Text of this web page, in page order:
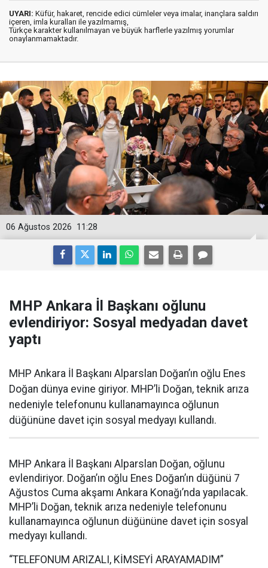
UYARI: Küfür, hakaret, rencide edici cümleler veya imalar, inançlara saldırı
içeren, imla kuralları ile yazılmamış,
Türkçe karakter kullanılmayan ve büyük harflerle yazılmış yorumlar
onaylanmamaktadır.
11:28
06 Ağustos 2026
MHP Ankara İl Başkanı oğlunu
evlendiriyor: Sosyal medyadan davet
yaptı
MHP Ankara İl Başkanı Alparslan Doğan’ın oğlu Enes
Doğan dünya evine giriyor. MHP’li Doğan, teknik arıza
nedeniyle telefonunu kullanamayınca oğlunun
düğününe davet için sosyal medyayı kullandı.
MHP Ankara İl Başkanı Alparslan Doğan, oğlunu
evlendiriyor. Doğan’ın oğlu Enes Doğan’ın düğünü 7
Ağustos Cuma akşamı Ankara Konağı’nda yapılacak.
MHP’li Doğan, teknik arıza nedeniyle telefonunu
kullanamayınca oğlunun düğününe davet için sosyal
medyayı kullandı.
“TELEFONUM ARIZALI, KİMSEYİ ARAYAMADIM”